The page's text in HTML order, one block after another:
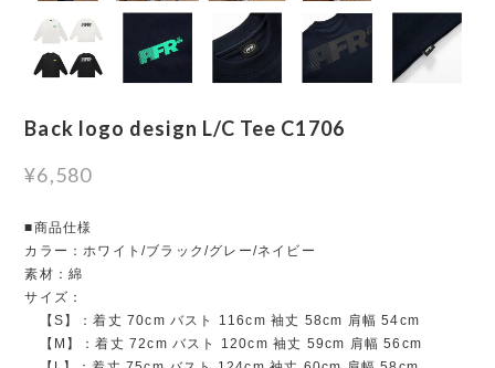
Back logo design L/C Tee C1706
¥6,580
■商品仕様
カラー：ホワイト/ブラック/グレー/ネイビー
素材：綿
サイズ：
【S】：着丈 70cm バスト 116cm 袖丈 58cm 肩幅 54cm
【M】：着丈 72cm バスト 120cm 袖丈 59cm 肩幅 56cm